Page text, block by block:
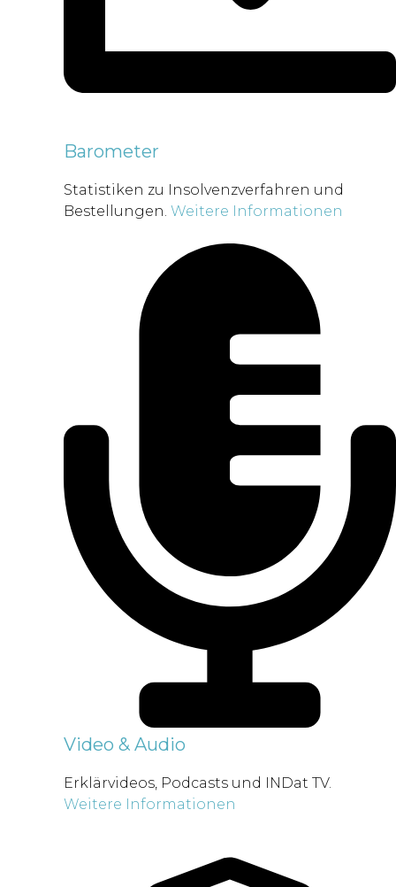
Barometer
Statistiken zu Insolvenzverfahren und
Bestellungen. Weitere Informationen
Video & Audio
Erklärvideos, Podcasts und INDat TV.
Weitere Informationen